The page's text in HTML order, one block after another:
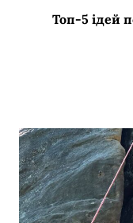
Топ-5 ідей